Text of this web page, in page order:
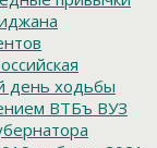
день ходьбы
ВТБъ ВУЗ